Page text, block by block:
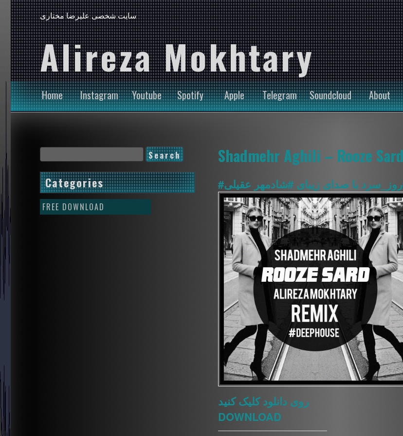
سایت شخصی علیرضا مختاری
Alireza Mokhtary
Home Instagram Youtube Spotify Apple Telegram Soundcloud About
Shadmehr Aghili – Rooze
با صدای زیبای#شادمهر عقیلی
روی دانلود کلیک کنید
DOWNLOAD
————————————————
Categories
FREE DOWNLOAD